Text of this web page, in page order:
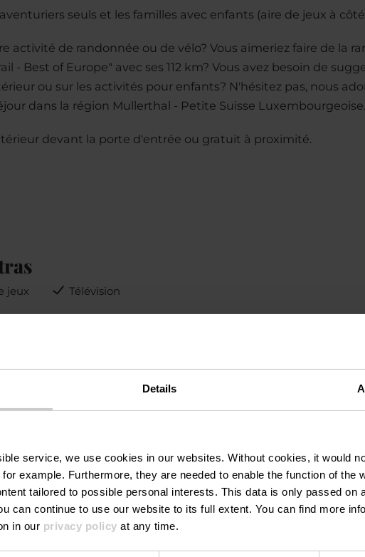
Details
service, we use cookies in our websites. Without cookies, it would
example. Furthermore, they are needed to enable the function of the
tailored to possible personal interests. This data is only passed on
can continue to use our website to its full extent. You can find more
in our privacy policy at any time.
seuls et les familles avec enfants (aire de jeux à
activité de randonnée ou de vélo? Vous aimeriez faire de la
- Best of Europe" avec ses 112 km? Vous avez besoin de
ou sur les activités pour enfants? N'hésitez pas, nous
dans la région Mullerthal - Petite Suisse Luxembourgeoise.
devant la porte d'entrée ou gratuit à proximité.
jeux Télévision
& Locations